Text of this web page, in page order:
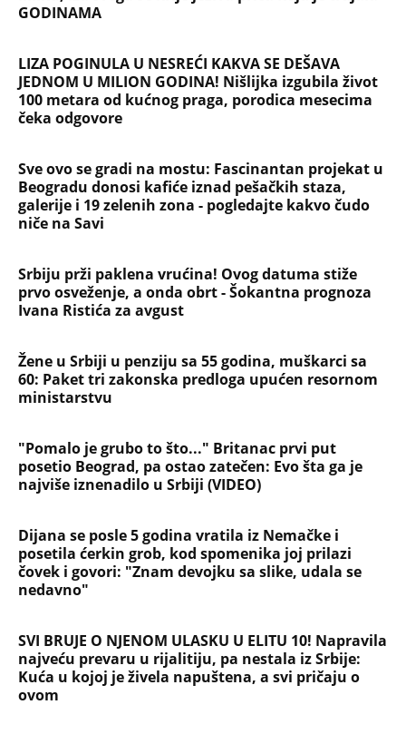
GODINAMA
LIZA POGINULA U NESREĆI KAKVA SE DEŠAVA
JEDNOM U MILION GODINA! Nišlijka izgubila život
100 metara od kućnog praga, porodica mesecima
čeka odgovore
Sve ovo se gradi na mostu: Fascinantan projekat u
Beogradu donosi kafiće iznad pešačkih staza,
galerije i 19 zelenih zona - pogledajte kakvo čudo
niče na Savi
Srbiju prži paklena vrućina! Ovog datuma stiže
prvo osveženje, a onda obrt - Šokantna prognoza
Ivana Ristića za avgust
Žene u Srbiji u penziju sa 55 godina, muškarci sa
60: Paket tri zakonska predloga upućen resornom
ministarstvu
"Pomalo je grubo to što..." Britanac prvi put
posetio Beograd, pa ostao zatečen: Evo šta ga je
najviše iznenadilo u Srbiji (VIDEO)
Dijana se posle 5 godina vratila iz Nemačke i
posetila ćerkin grob, kod spomenika joj prilazi
čovek i govori: "Znam devojku sa slike, udala se
nedavno"
SVI BRUJE O NJENOM ULASKU U ELITU 10! Napravila
najveću prevaru u rijalitiju, pa nestala iz Srbije:
Kuća u kojoj je živela napuštena, a svi pričaju o
ovom